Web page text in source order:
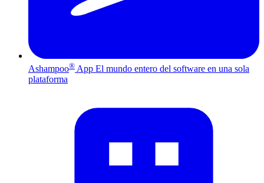
Ashampoo® App El mundo entero del software en una sola
plataforma